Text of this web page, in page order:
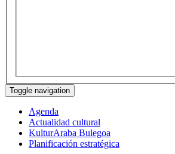
Toggle navigation
Agenda
Actualidad cultural
KulturAraba Bulegoa
Planificación estratégica